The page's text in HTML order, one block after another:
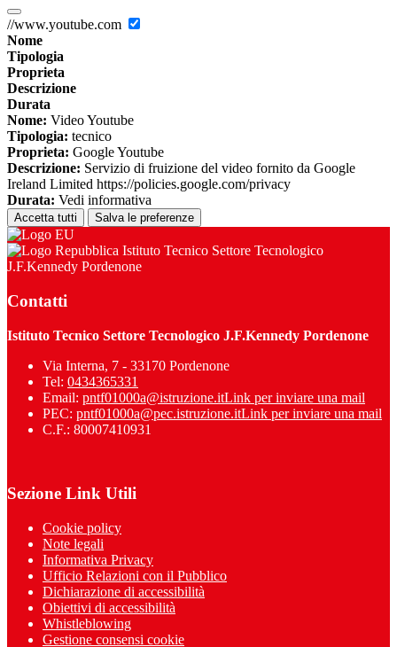
//www.youtube.com
Nome
Tipologia
Proprieta
Descrizione
Durata
Nome: Video Youtube
Tipologia: tecnico
Proprieta: Google Youtube
Descrizione: Servizio di fruizione del video fornito da Google
Ireland Limited https://policies.google.com/privacy
Durata: Vedi informativa
Accetta tutti Salva le preferenze
Istituto Tecnico Settore Tecnologico
J.F.Kennedy Pordenone
Contatti
Istituto Tecnico Settore Tecnologico J.F.Kennedy Pordenone
Via Interna, 7 - 33170 Pordenone
Tel: 0434365331
Email: pntf01000a@istruzione.itLink per inviare una mail
PEC: pntf01000a@pec.istruzione.itLink per inviare una mail
C.F.: 80007410931
Sezione Link Utili
Cookie policy
Note legali
Informativa Privacy
Ufficio Relazioni con il Pubblico
Dichiarazione di accessibilità
Obiettivi di accessibilità
Whistleblowing
Gestione consensi cookie